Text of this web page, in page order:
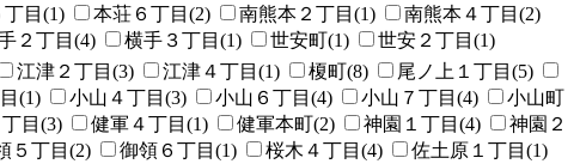
目(1) 本荘６丁目(2) 南熊本２丁目(1)
南熊本４丁目(2)
２丁目(4) 横手３丁目(1) 世安町(1) 世安２丁目(1)
江津２丁目(3) 江津４丁目(1) 榎町(8)
尾ノ上１丁目(5)
(1) 小山４丁目(3) 小山６丁目(4) 小山７丁目(4)
小山町
目(3) 健軍４丁目(1) 健軍本町(2) 神園１丁目(4)
神園２
５丁目(2) 御領６丁目(1) 桜木４丁目(4)
佐土原１丁目(1)